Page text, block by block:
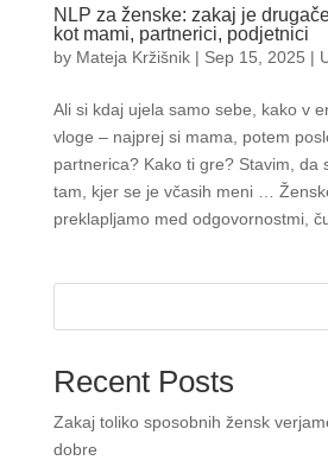
NLP za ženske: zakaj je
kot mami, partnerici, podjetnici
by Mateja Kržišnik| Sep 15, 2025 |
Ali si kdaj ujela samo sebe, kako v
vloge – najprej si mama, potem
partnerica? Kako ti gre? Stavim, da
tam, kjer se je včasih meni …
preklapljamo med odgovornostmi,
Recent Posts
Zakaj toliko sposobnih žensk
dobre